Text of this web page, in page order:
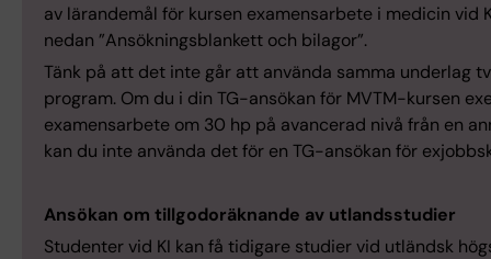
av lärandemål för kursen examensarbete i medicin vid
nedan ”Ansökningsblankett och bilagor”.
Tänk på att det inte går att använda samma underlag
program. Om du i din TG-ansökan för MVTM-kursen
examensarbete om 30 hp på avancerad nivå från en
kan du inte använda det för en TG-ansökan för
Ansökan om tillgodoräknande av utlandsstudier
Studenter vid KI kan få tidigare studier vid utländsk